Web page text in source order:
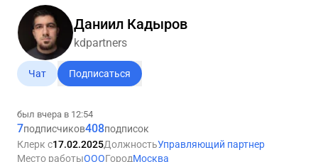
Даниил Кадыров
kdpartners
Чат Подписаться
был вчера в 12:54
7подписчиков408подписок
Клерк с17.02.2025ДолжностьУправляющий партнер
Место работыОООГородМосква